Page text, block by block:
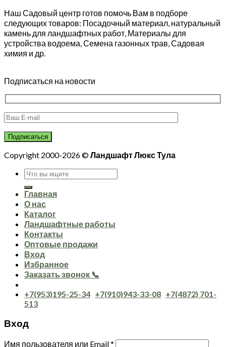
Наш Садовый центр готов помочь Вам в подборе
следующих товаров: Посадочный материал, натуральный
камень для ландшафтных работ, Материалы для
устройства водоема, Семена газонных трав, Садовая
химия и др.
Подписаться на новости
Copyright 2000-2026 ©Ландшафт Люкс Тула
Искать:
Главная
О нас
Каталог
Ландшафтные работы
Контакты
Оптовые продажи
Вход
Избранное
Заказать звонок 📞
+7(953)195-25-34 +7(910)943-33-08 +7(4872) 701-
513
Вход
Имя пользователя или Email*